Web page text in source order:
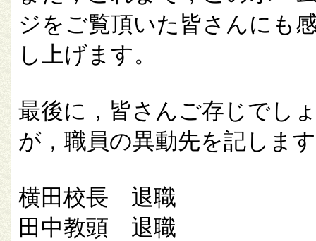
ジをご覧頂いた皆さんにも
し上げます。
最後に，皆さんご存じでし
が，職員の異動先を記しま
横田校長 退職
田中教頭 退職